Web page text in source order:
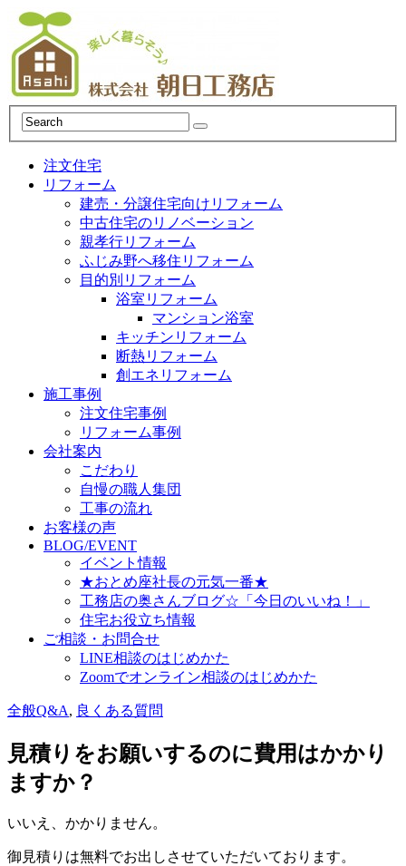
注文住宅
リフォーム
建売・分譲住宅向けリフォーム
中古住宅のリノベーション
親孝行リフォーム
ふじみ野へ移住リフォーム
目的別リフォーム
浴室リフォーム
マンション浴室
キッチンリフォーム
断熱リフォーム
創エネリフォーム
施工事例
注文住宅事例
リフォーム事例
会社案内
こだわり
自慢の職人集団
工事の流れ
お客様の声
BLOG/EVENT
イベント情報
★おとめ座社長の元気一番★
工務店の奥さんブログ☆「今日のいいね！」
住宅お役立ち情報
ご相談・お問合せ
LINE相談のはじめかた
Zoomでオンライン相談のはじめかた
全般Q&A, 良くある質問
見積りをお願いするのに費用はかかり
ますか？
いいえ、かかりません。
御見積りは無料でお出しさせていただいております。